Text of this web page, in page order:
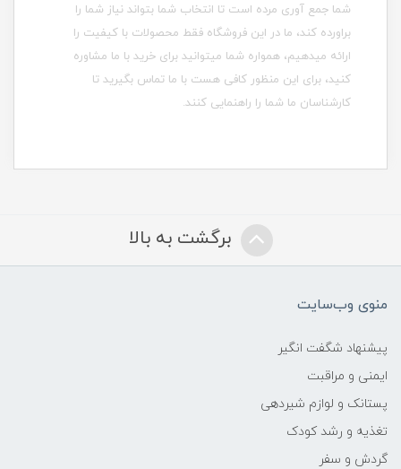
شما جمع آوری مرده است تا انتخاب شما بتواند نیاز شما را
براورده کند، ما در این فروشگاه فقط محصولات با کیفیت را
ارائه میدهیم، همواره شما میتوانید برای خرید با ما مشاوره
کنید، برای این منظور کافی هست با ما تماس بگیرید تا
کارشناسان ما شما را راهنمایی کنند.
برگشت به بالا
منوی وب‌سایت
پیشنهاد شگفت انگیر
ایمنی و مراقبت
پستانک و لوازم شیردهی
تغذیه و رشد کودک
گردش و سفر